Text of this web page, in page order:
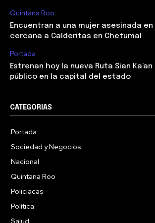
Quintana Roo
Encuentran a una mujer asesinada
cercana a Calderitas en Chetumal
Portada
Estrenan hoy la nueva Ruta Sian
público en la capital del estado
CATEGORIAS
Portada
Sociedad y Negocios
Nacional
Quintana Roo
Policiacas
Política
Salud